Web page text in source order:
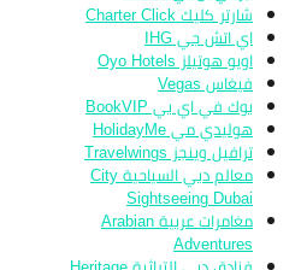
شارتر كليك Charter Click
اي اتش جي IHG
اويو هوتيلز Oyo Hotels
فيغاس Vegas
بوك في اي بي BookVIP
هوليدي مي HolidayMe
ترافيل وينجز Travelwings
معالم دبي السياحية City
Sightseeing Dubai
مغامرات عربية Arabian
Adventures